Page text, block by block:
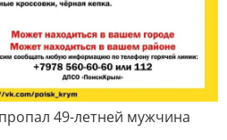
49-летней мужчина